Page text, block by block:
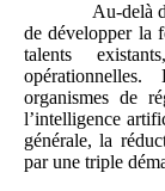
Au-delà
de développer la
talents
organismes de
l’intelligence
générale, la
par une triple